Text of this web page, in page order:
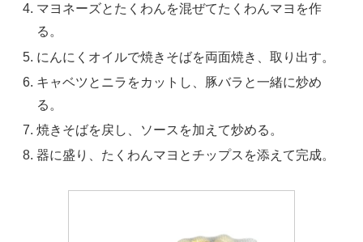
マヨネーズとたくわんを混ぜてたくわんマヨを作
る。
にんにくオイルで焼きそばを両面焼き、取り出す。
キャベツとニラをカットし、豚バラと一緒に炒め
る。
焼きそばを戻し、ソースを加えて炒める。
器に盛り、たくわんマヨとチップスを添えて完成。